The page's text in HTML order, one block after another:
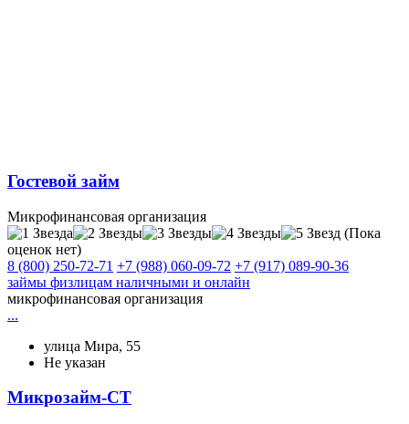
Гостевой займ
Микрофинансовая организация
(Пока
оценок нет)
8 (800) 250-72-71 +7 (988) 060-09-72 +7 (917) 089-90-36
займы физлицам наличными и онлайн
микрофинансовая организация
...
улица Мира, 55
Не указан
Микрозайм-СТ